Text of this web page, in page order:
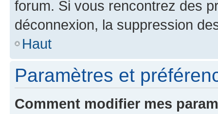
forum. Si vous rencontrez des
déconnexion, la suppression
Haut
Paramètres et
Comment modifier mes